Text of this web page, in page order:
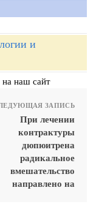
и
на наш сайт
ЗАПИСЬ
При лечении
контрактуры
дюпюитрена
радикальное
вмешательство
направлено на